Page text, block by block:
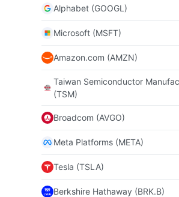
Alphabet (GOOGL)
Microsoft (MSFT)
Amazon.com (AMZN)
Taiwan Semiconductor
(TSM)
Broadcom (AVGO)
Meta Platforms (META)
Tesla (TSLA)
Berkshire Hathaway (BRK.B)